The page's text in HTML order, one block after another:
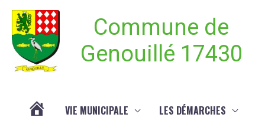
Commune de
Genouillé 17430
VIE MUNICIPALE LES DÉMARCHES